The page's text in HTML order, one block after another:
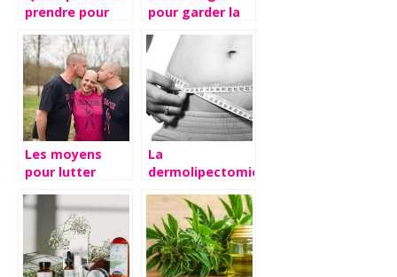
prendre pour
?
pour garder la
astuces
Les moyens
pour lutter
calvitie et
l’alopécie
La
dermolipectomie
déroulement et
avantages